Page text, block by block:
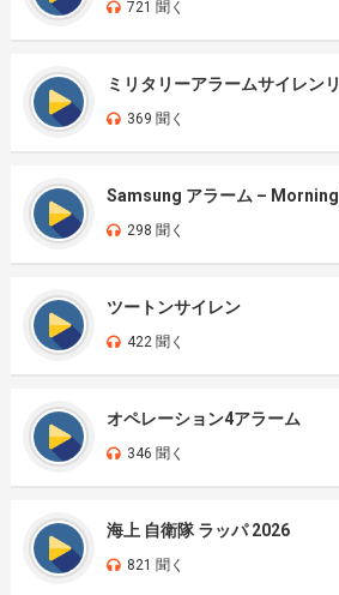
721 聞く
ミリタリーアラームサイレン
369 聞く
Samsung アラーム –
298 聞く
ツートンサイレン
422 聞く
オペレーション4アラーム
346 聞く
海上 自衛隊 ラッパ 2026
821 聞く